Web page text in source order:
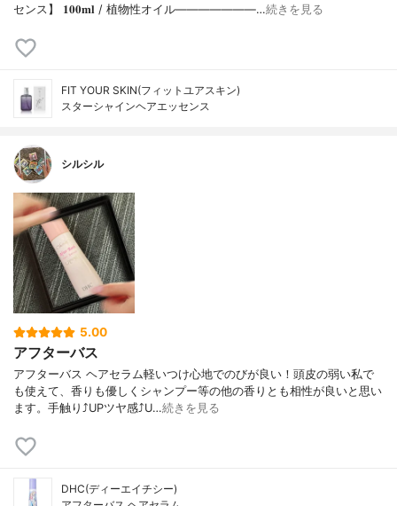
センス】 𝟏𝟎𝟎𝐦𝐥 / 植物性オイル⁡———————…続きを見る
FIT YOUR SKIN(フィットユアスキン)
スターシャインヘアエッセンス
シルシル
5.00
アフターバス
アフターバス ヘアセラム軽いつけ心地でのびが良い！頭皮の弱い私で
も使えて、香りも優しくシャンプー等の他の香りとも相性が良いと思い
ます。手触り⤴︎UPツヤ感⤴︎U…続きを見る
DHC(ディーエイチシー)